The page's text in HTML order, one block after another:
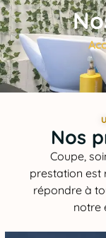
Nos
Coupe,
prestation est
répondre à
notre